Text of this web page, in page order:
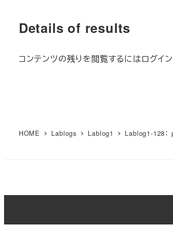
Details of results
コンテンツの残りを閲覧するにはログイ
HOME Lablogs Lablog1 Lablog1-128：